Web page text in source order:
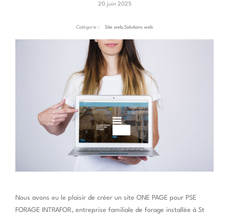
20 juin 2025
Catégorie : Site web,Solutions web
Nous avons eu le plaisir de créer un site ONE PAGE pour PSE
FORAGE INTRAFOR, entreprise familiale de forage installée à St